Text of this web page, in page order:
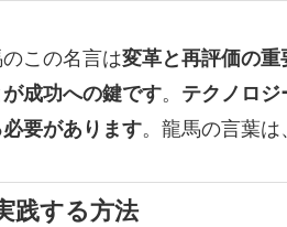
この名言は変革と再評価の
成功への鍵です。 テクノロ
要があります。龍馬の言葉は
践する方法